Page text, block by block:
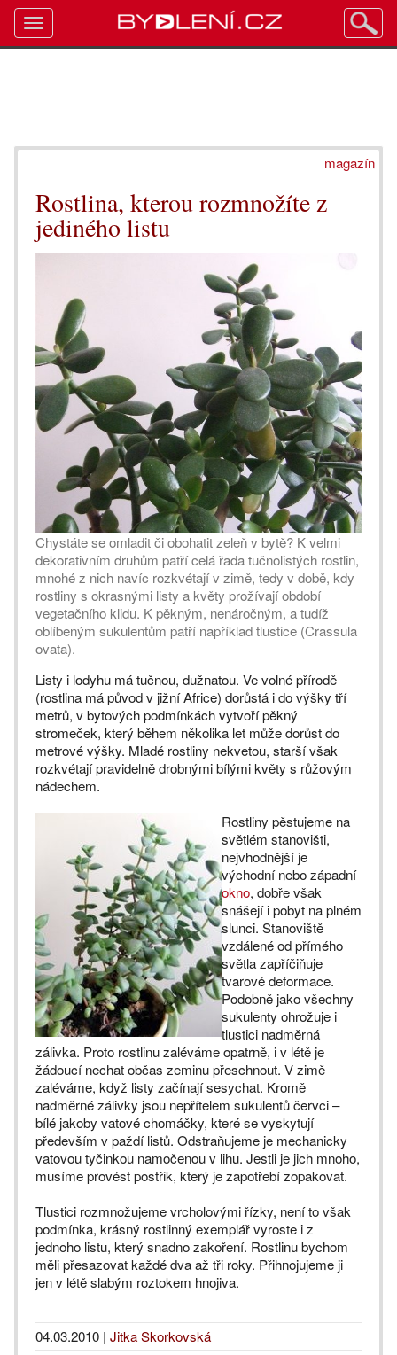
magazín
Rostlina, kterou rozmnožíte z
jediného listu
Chystáte se omladit či obohatit zeleň v bytě? K velmi
dekorativním druhům patří celá řada tučnolistých rostlin,
mnohé z nich navíc rozkvétají v zimě, tedy v době, kdy
rostliny s okrasnými listy a květy prožívají období
vegetačního klidu. K pěkným, nenáročným, a tudíž
oblíbeným sukulentům patří například tlustice (Crassula
ovata).
Listy i lodyhu má tučnou, dužnatou. Ve volné přírodě
(rostlina má původ v jižní Africe) dorůstá i do výšky tří
metrů, v bytových podmínkách vytvoří pěkný
stromeček, který během několika let může dorůst do
metrové výšky. Mladé rostliny nekvetou, starší však
rozkvétají pravidelně drobnými bílými květy s růžovým
nádechem.
Rostliny pěstujeme na
světlém stanovišti,
nejvhodnější je
východní nebo západní
okno, dobře však
snášejí i pobyt na plném
slunci. Stanoviště
vzdálené od přímého
světla zapříčiňuje
tvarové deformace.
Podobně jako všechny
sukulenty ohrožuje i
tlustici nadměrná
zálivka. Proto rostlinu zaléváme opatrně, i v létě je
žádoucí nechat občas zeminu přeschnout. V zimě
zaléváme, když listy začínají sesychat. Kromě
nadměrné zálivky jsou nepřítelem sukulentů červci –
bílé jakoby vatové chomáčky, které se vyskytují
především v paždí listů. Odstraňujeme je mechanicky
vatovou tyčinkou namočenou v lihu. Jestli je jich mnoho,
musíme provést postřik, který je zapotřebí zopakovat.
Tlustici rozmnožujeme vrcholovými řízky, není to však
podmínka, krásný rostlinný exemplář vyroste i z
jednoho listu, který snadno zakoření. Rostlinu bychom
měli přesazovat každé dva až tři roky. Přihnojujeme ji
jen v létě slabým roztokem hnojiva.
04.03.2010 | Jitka Skorkovská
Toggle
navigation